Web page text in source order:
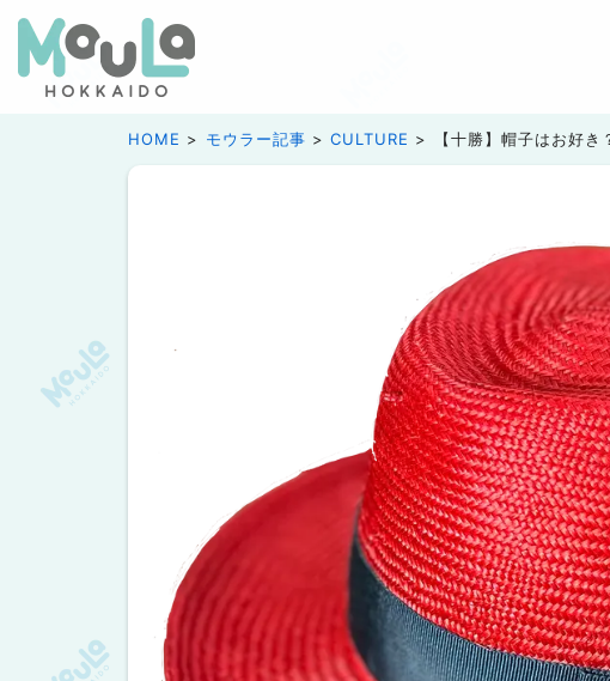
HOME モウラー記事 CULTURE 【十勝】帽子はお好き